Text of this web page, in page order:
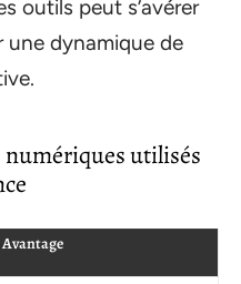
outils peut s’avérer
dynamique de
utilisés
Avantage